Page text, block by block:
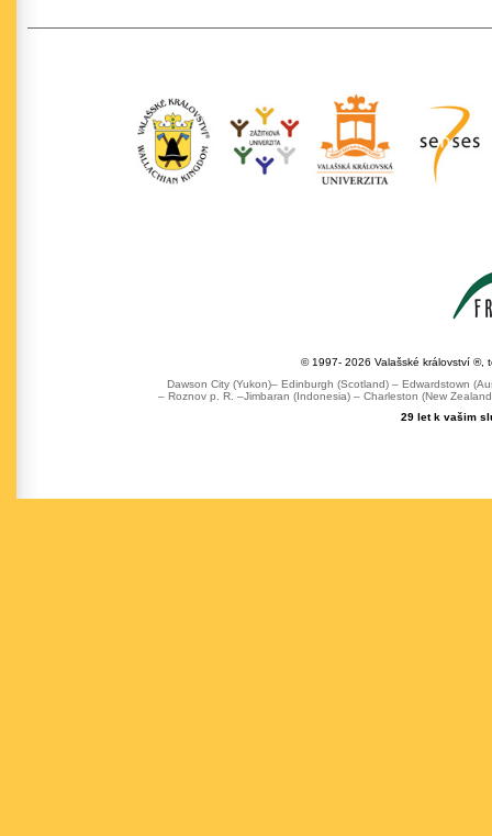
© 1997- 2026 Valašské království ®,
Dawson City (Yukon)– Edinburgh (Scotland) – Edwardstown
– Roznov p. R. –Jimbaran (Indonesia) – Charleston (New
29 let k vašim